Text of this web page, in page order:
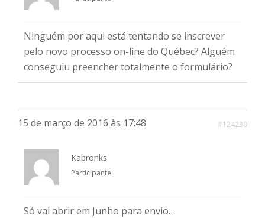
Ninguém por aqui está tentando se inscrever
pelo novo processo on-line do Québec? Alguém
conseguiu preencher totalmente o formulário?
15 de março de 2016 às 17:48 #124230
Kabronks
Participante
Só vai abrir em Junho para envio…